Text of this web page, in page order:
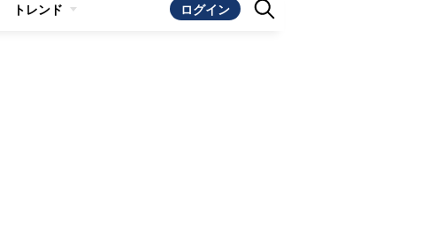
トレンド ログイン